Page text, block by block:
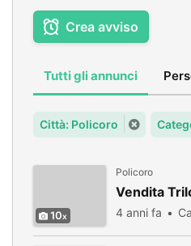
Crea avviso
Tutti gli annunci
Città: Policoro
10
Policoro
Vendita
4 anni fa